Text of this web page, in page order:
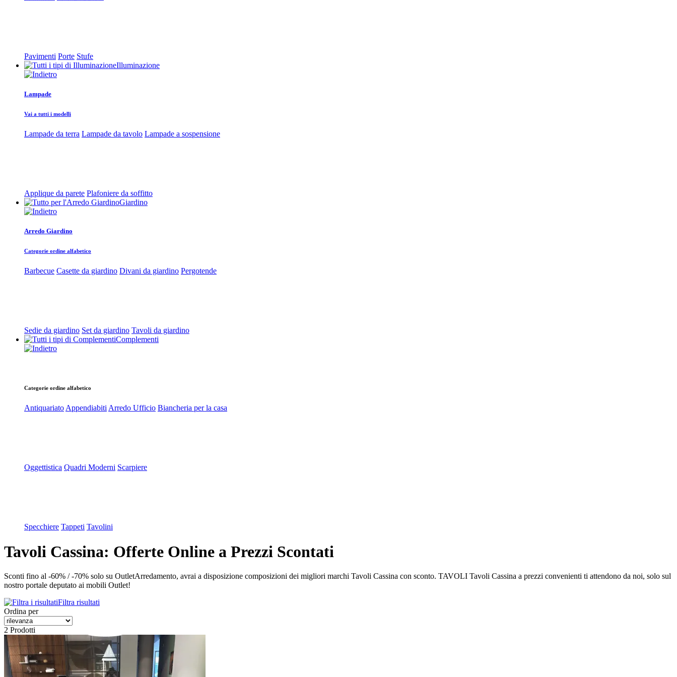
Pavimenti Porte Stufe
Illuminazione
Lampade
Vai a tutti i modelli
Lampade da terra Lampade da tavolo Lampade a sospensione
Applique da parete Plafoniere da soffitto
Giardino
Arredo Giardino
Categorie ordine alfabetico
Barbecue Casette da giardino Divani da giardino Pergotende
Sedie da giardino Set da giardino Tavoli da giardino
Complementi
Categorie ordine alfabetico
Antiquariato Appendiabiti Arredo Ufficio Biancheria per la casa
Oggettistica Quadri Moderni Scarpiere
Specchiere Tappeti Tavolini
Tavoli Cassina: Offerte Online a Prezzi Scontati
Sconti fino al -60% / -70% solo su OutletArredamento, avrai a disposizione composizioni dei migliori marchi Tavoli Cassina con sconto. TAVOLI Tavoli Cassina a prezzi convenienti ti attendono da noi, solo sul
nostro portale deputato ai mobili Outlet!
Filtra risultati
Ordina per
2 Prodotti